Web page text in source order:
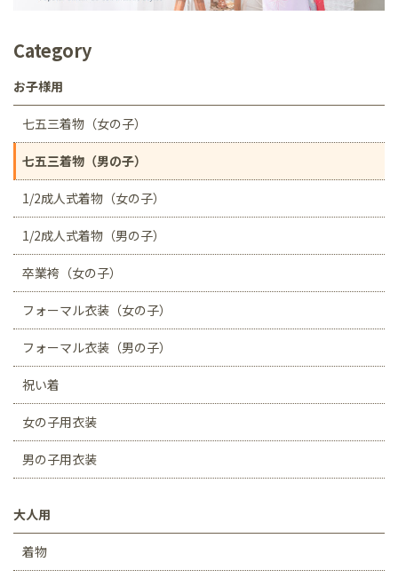
Category
お子様用
七五三着物（女の子）
七五三着物（男の子）
1/2成人式着物（女の子）
1/2成人式着物（男の子）
卒業袴（女の子）
フォーマル衣装（女の子）
フォーマル衣装（男の子）
祝い着
女の子用衣装
男の子用衣装
大人用
着物